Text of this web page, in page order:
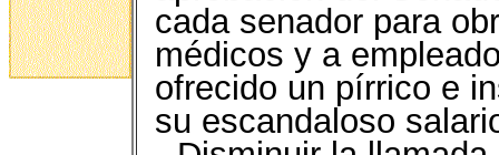
cada senador para
médicos y a
ofrecido un pírrico e
su escandaloso